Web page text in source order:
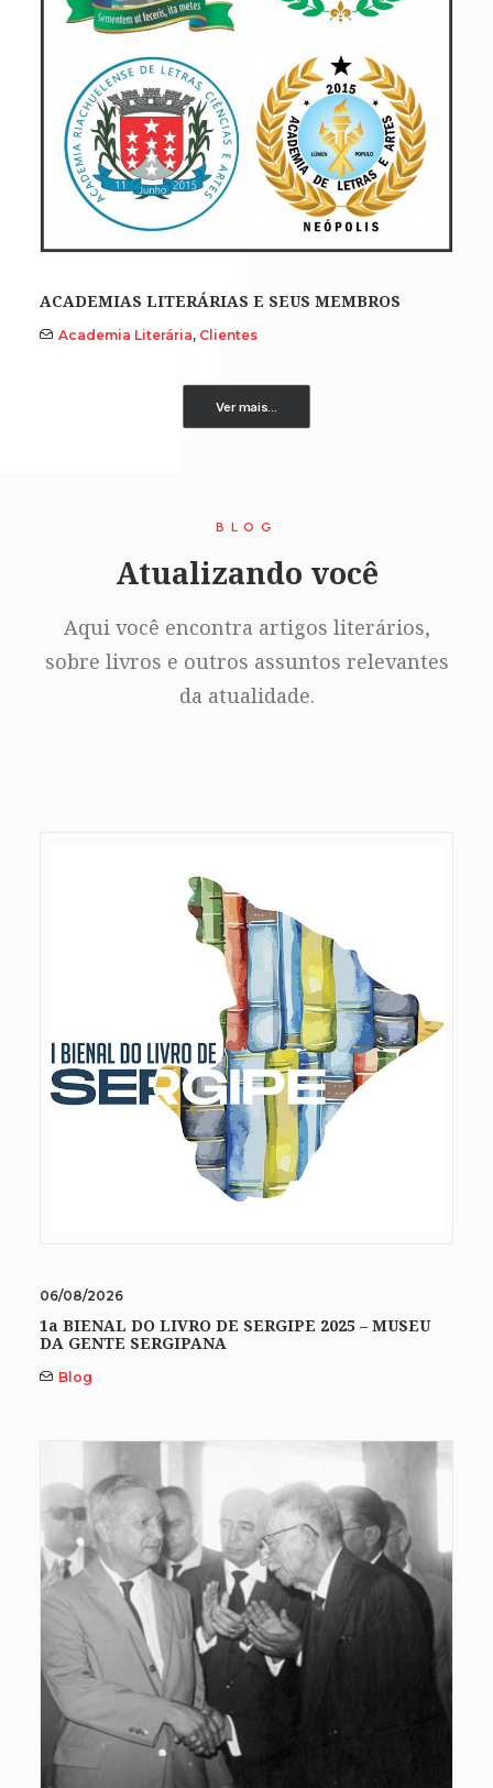
ACADEMIAS LITERÁRIAS E SEUS MEMBROS
Academia Literária, Clientes
Ver mais...
BLOG
Atualizando você
Aqui você encontra artigos literários,
sobre livros e outros assuntos relevantes
da atualidade.
06/08/2026
1a BIENAL DO LIVRO DE SERGIPE 2025 – MUSEU
DA GENTE SERGIPANA
Blog